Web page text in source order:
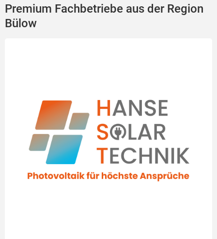
Premium Fachbetriebe aus der Region
Bülow